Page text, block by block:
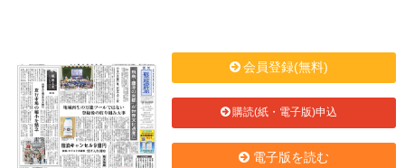
会員登録(無料)
購読(紙・電子版)申込
電子版を読む